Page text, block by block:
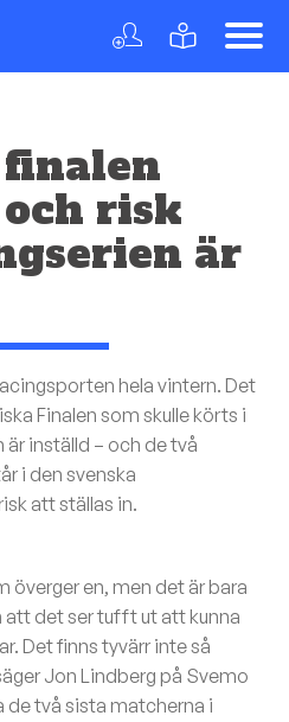
risk
är
hela vintern. Det
Finalen som skulle körts i
är inställd – och de två
i den svenska
att ställas in.
överger en, men det är bara
det ser tufft ut att kunna
Det finns tyvärr inte så
Jon Lindberg på Svemo
de två sista matcherna i